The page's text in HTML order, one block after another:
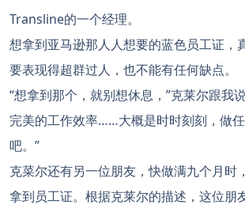
Transline的一个经理。
想拿到亚马逊那人人想要的蓝色员工证，
要表现得超群过人，也不能有任何缺点。
“想拿到那个，就别想休息，”克莱尔跟我
完美的工作效率……大概是时时刻刻，做
吧。”
克菜尔还有另一位朋友，快做满九个月时
拿到员工证。根据克莱尔的描述，这位朋